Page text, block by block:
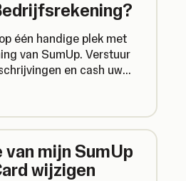
één handige plek met
van SumUp. Verstuur
en cash uw
van mijn SumUp
wijzigen